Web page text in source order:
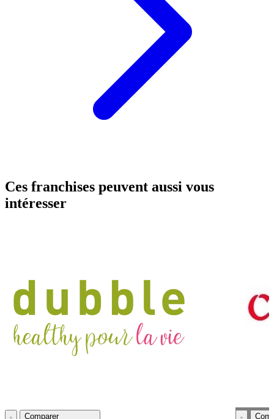
Ces franchises peuvent aussi vous
intéresser
Comparer